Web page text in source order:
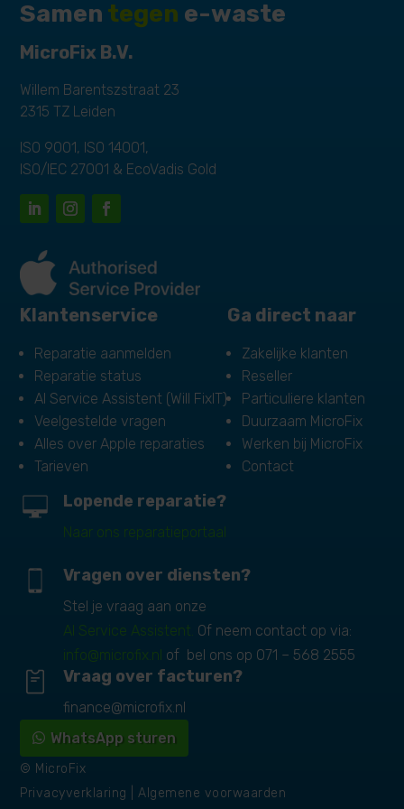
Samen tegen e-waste
MicroFix B.V.
Willem Barentszstraat 23
2315 TZ Leiden
ISO 9001, ISO 14001,
ISO/IEC 27001 & EcoVadis Gold
Klantenservice
Reparatie aanmelden
Reparatie status
AI Service Assistent (Will FixIT)
Veelgestelde vragen
Alles over Apple reparaties
Tarieven
Ga direct naar
Zakelijke klanten
Reseller
Particuliere klanten
Duurzaam MicroFix
Werken bij MicroFix
Contact
Lopende reparatie?
Naar ons reparatieportaal
Vragen over diensten?
Stel je vraag aan onze
AI Service Assistent. Of neem contact op via:
info@microfix.nl of bel ons op 071 – 568 2555
Vraag over facturen?
finance@microfix.nl
WhatsApp sturen
© MicroFix
Privacyverklaring
|Algemene voorwaarden